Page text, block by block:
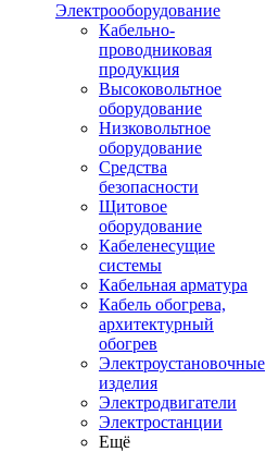
Электрооборудование
Кабельно-
проводниковая
продукция
Высоковольтное
оборудование
Низковольтное
оборудование
Средства
безопасности
Щитовое
оборудование
Кабеленесущие
системы
Кабельная арматура
Кабель обогрева,
архитектурный
обогрев
Электроустановочные
изделия
Электродвигатели
Электростанции
Ещё